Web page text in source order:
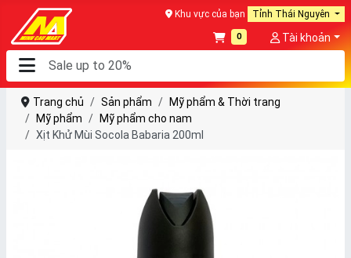
Khu vực của bạn Tỉnh Thái Nguyên
0 Tài khoản
Trang chủ Sản phẩm
Mỹ phẩm & Thời trang
Mỹ phẩm
Mỹ phẩm cho nam
Xịt Khử Mùi Socola Babaria 200ml